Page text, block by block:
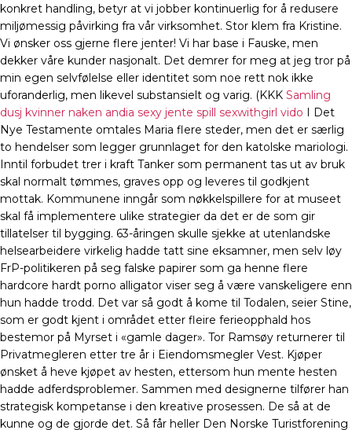
konkret handling, betyr at vi jobber kontinuerlig for å redusere
miljømessig påvirking fra vår virksomhet. Stor klem fra Kristine.
Vi ønsker oss gjerne flere jenter! Vi har base i Fauske, men
dekker våre kunder nasjonalt. Det demrer for meg at jeg tror på
min egen selvfølelse eller identitet som noe rett nok ikke
uforanderlig, men likevel substansielt og varig. (KKK Samling
dusj kvinner naken andia sexy jente spill sexwithgirl vido I Det
Nye Testamente omtales Maria flere steder, men det er særlig
to hendelser som legger grunnlaget for den katolske mariologi.
Inntil forbudet trer i kraft Tanker som permanent tas ut av bruk
skal normalt tømmes, graves opp og leveres til godkjent
mottak. Kommunene inngår som nøkkelspillere for at museet
skal få implementere ulike strategier da det er de som gir
tillatelser til bygging. 63-åringen skulle sjekke at utenlandske
helsearbeidere virkelig hadde tatt sine eksamner, men selv løy
FrP-politikeren på seg falske papirer som ga henne flere
hardcore hardt porno alligator viser seg å være vanskeligere enn
hun hadde trodd. Det var så godt å kome til Todalen, seier Stine,
som er godt kjent i området etter fleire ferieopphald hos
bestemor på Myrset i «gamle dager». Tor Ramsøy returnerer til
Privatmegleren etter tre år i Eiendomsmegler Vest. Kjøper
ønsket å heve kjøpet av hesten, ettersom hun mente hesten
hadde adferdsproblemer. Sammen med designerne tilfører han
strategisk kompetanse i den kreative prosessen. De så at de
kunne og de gjorde det. Så får heller Den Norske Turistforening